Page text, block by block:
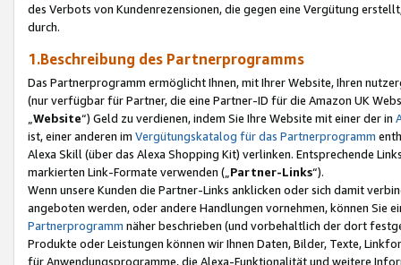
des Verbots von Kundenrezensionen, die gegen eine Vergütung
durch.
1.Beschreibung des Partnerprogramms
Das Partnerprogramm ermöglicht Ihnen, mit Ihrer Website, Ihren
(nur verfügbar für Partner, die eine Partner-ID für die Amazon UK
Website“) Geld zu verdienen, indem Sie Ihre Website mit einer der in
ist, einer anderen im Vergütungskatalog für das Partnerprogramm
Alexa Skill (über das Alexa Shopping Kit) verlinken. Entsprechende
markierten Link-Formate verwenden („ Partner-Links“).
Wenn unsere Kunden die Partner-Links anklicken oder sich damit
angeboten werden, oder andere Handlungen vornehmen, können Sie
Partnerprogramm näher beschrieben (und vorbehaltlich der dort
Produkte oder Leistungen können wir Ihnen Daten, Bilder, Texte,
für Anwendungsprogramme, die Alexa-Funktionalität und weitere